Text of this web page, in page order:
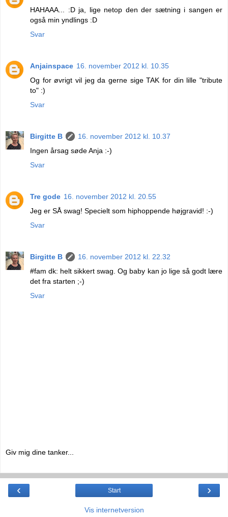
HAHAAA... :D ja, lige netop den der sætning i sangen er
også min yndlings :D
Svar
Anjainspace 16. november 2012 kl. 10.35
Og for øvrigt vil jeg da gerne sige TAK for din lille "tribute
to" :)
Svar
Birgitte B
16. november 2012 kl. 10.37
Ingen årsag søde Anja :-)
Svar
Tre gode 16. november 2012 kl. 20.55
Jeg er SÅ swag! Specielt som hiphoppende højgravid! :-)
Svar
Birgitte B
16. november 2012 kl. 22.32
#fam dk: helt sikkert swag. Og baby kan jo lige så godt lære
det fra starten ;-)
Svar
Giv mig dine tanker...
‹ ›
Start
Vis internetversion